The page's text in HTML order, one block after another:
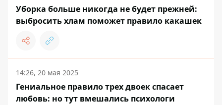
Уборка больше никогда не будет прежней:
выбросить хлам поможет правило какашек
14:26, 20 мая 2025
Гениальное правило трех двоек спасает
любовь: но тут вмешались психологи